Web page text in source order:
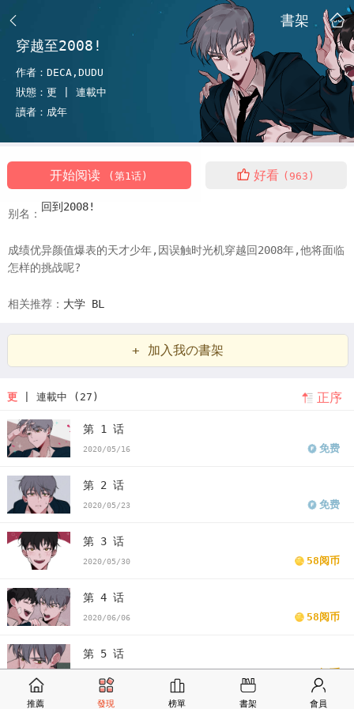
書架
穿越至2008!
作者： DECA,DUDU
狀態： 更 | 連載中
讀者： 成年
开始阅读 (第1话) 好看 (963)
别名：
回到2008!
成绩优异颜值爆表的天才少年,因误触时光机穿越回2008年,他将面临
怎样的挑战呢?
相关推荐： 大学 BL
+ 加入我の書架
更| 連載中 (27) 正序
第 1 话
2020/05/16 免费
第 2 话
2020/05/23 免费
第 3 话
2020/05/30 58阅币
第 4 话
2020/06/06 58阅币
第 5 话
58阅币
推薦 發現 榜單 書架 會員